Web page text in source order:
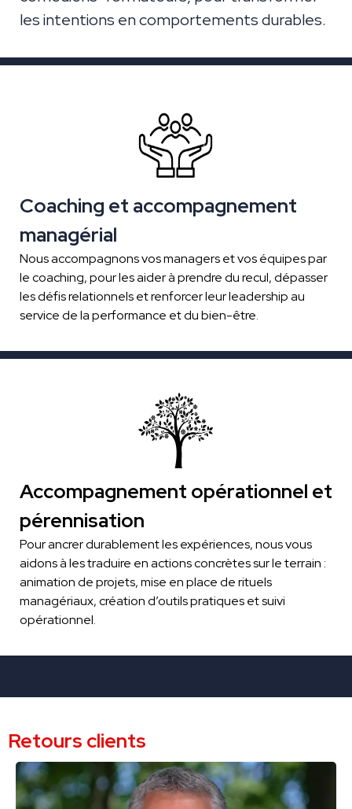
les intentions en comportements durables.
Coaching et accompagnement
managérial
Nous accompagnons vos managers et vos équipes par
le coaching, pour les aider à prendre du recul, dépasser
les défis relationnels et renforcer leur leadership au
service de la performance et du bien-être.
Accompagnement opérationnel et
pérennisation
Pour ancrer durablement les expériences, nous vous
aidons à les traduire en actions concrètes sur le terrain :
animation de projets, mise en place de rituels
managériaux, création d’outils pratiques et suivi
opérationnel.
Retours clients